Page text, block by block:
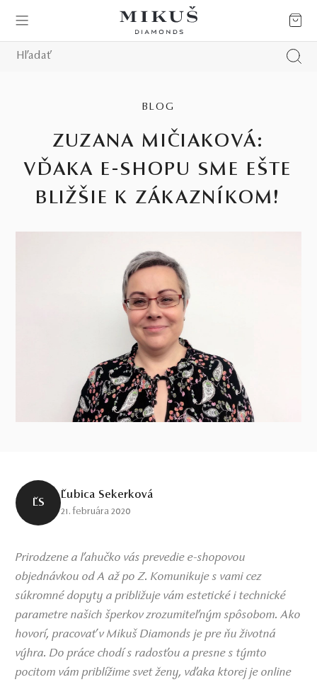
BLOG
ZUZANA MIČIAKOVÁ:
VĎAKA E-SHOPU SME EŠTE
BLIŽŠIE K ZÁKAZNÍKOM!
ĽS
Ľubica Sekerková
21. februára 2020
Prirodzene a ľahučko vás prevedie e-shopovou
objednávkou od A až po Z. Komunikuje s vami cez
súkromné dopyty a približuje vám estetické i technické
parametre našich šperkov zrozumiteľným spôsobom. Ako
hovorí, pracovať v Mikuš Diamonds je pre ňu životná
výhra. Do práce chodí s radosťou a presne s týmto
pocitom vám priblížime svet ženy, vďaka ktorej je online